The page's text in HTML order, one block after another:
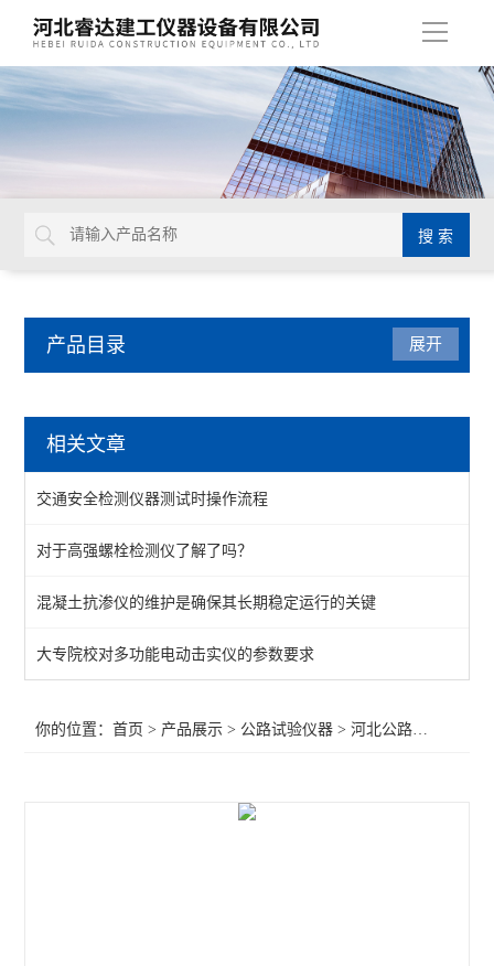
导
产品目录
承载比试验仪
新标准灌砂法试验仪
桥梁伸缩缝安装公差测试系统
反拉式有效预应力无损检测仪
集料坚固性试验仪
展开
相关文章
交通安全检测仪器测试时操作流程
对于高强螺栓检测仪了解了吗？
混凝土抗渗仪的维护是确保其长期稳定运行的关键
大专院校对多功能电动击实仪的参数要求
你的位置：首页 > 产品展示 > 公路试验仪器 >河北公路试验仪器